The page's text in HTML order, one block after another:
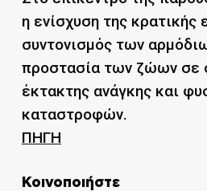
η ενίσχυση της κρατικής
συντονισμός των
προστασία των ζώων σε
έκτακτης ανάγκης και
καταστροφών.
ΠΗΓΗ
Κοινοποιήστε